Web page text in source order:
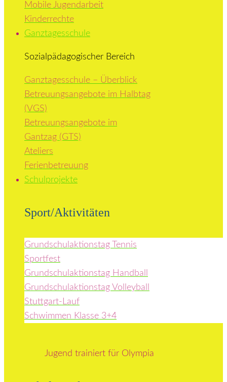
Mobile Jugendarbeit
Kinderrechte
Ganztagesschule
Sozialpädagogischer Bereich
Ganztagesschule – Überblick
Betreuungsangebote im Halbtag
(VGS)
Betreuungsangebote im
Gantzag (GTS)
Ateliers
Ferienbetreuung
Schulprojekte
Sport/Aktivitäten
Grundschulaktionstag Tennis
Sportfest
Grundschulaktionstag Handball
Grundschulaktionstag Volleyball
Stuttgart-Lauf
Schwimmen Klasse 3+4
Jugend trainiert für Olympia